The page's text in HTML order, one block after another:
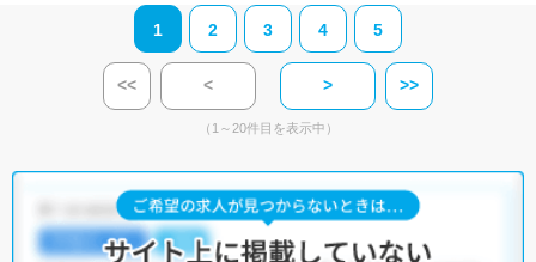
1 2 3 4 5
<< < > >>
（1～20件目を表示中）